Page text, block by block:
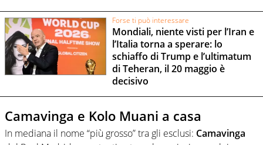
Forse ti può interessare
Mondiali, niente visti per l’Iran e
l’Italia torna a sperare: lo
schiaffo di Trump e l’ultimatum
di Teheran, il 20 maggio è
decisivo
Camavinga e Kolo Muani a casa
In mediana il nome “più grosso” tra gli esclusi: Camavinga